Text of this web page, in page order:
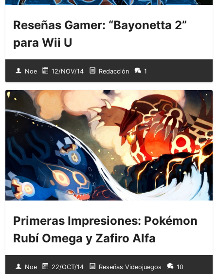
Reseñas Gamer: “Bayonetta 2”
para Wii U
Noe 12/NOV/14 Redacción 1
Primeras Impresiones: Pokémon
Rubí Omega y Zafiro Alfa
Noe 22/OCT/14 Reseñas Videojuegos 10